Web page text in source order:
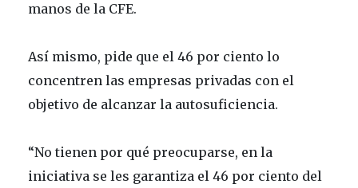
manos de la CFE.
Así mismo, pide que el 46 por ciento lo
concentren las empresas privadas con el
objetivo de alcanzar la autosuficiencia.
“No tienen por qué preocuparse, en la
iniciativa se les garantiza el 46 por ciento del